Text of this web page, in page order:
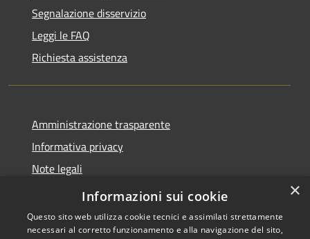
Segnalazione disservizio
Leggi le FAQ
Richiesta assistenza
Amministrazione trasparente
Informativa privacy
Note legali
Dichiarazione di accessibilità
×
Informazioni sui cookie
Questo sito web utilizza cookie tecnici e assimilati strettamente
necessari al corretto funzionamento e alla navigazione del sito,